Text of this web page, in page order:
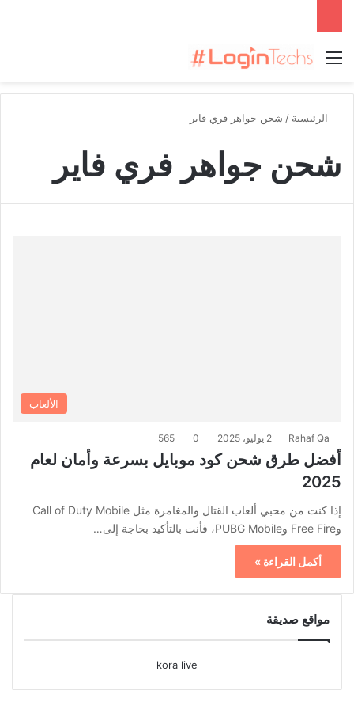
القائمة
الرئيسية / شحن جواهر فري فاير
شحن جواهر فري فاير
الألعاب
Rahaf Qa 2 يوليو، 2025 0
565
أفضل طرق شحن كود موبايل بسرعة وأمان لعام
2025
إذا كنت من محبي ألعاب القتال والمغامرة مثل Call of Duty Mobile
وFree Fire وPUBG Mobile، فأنت بالتأكيد بحاجة إلى…
أكمل القراءة »
مواقع صديقة
kora live